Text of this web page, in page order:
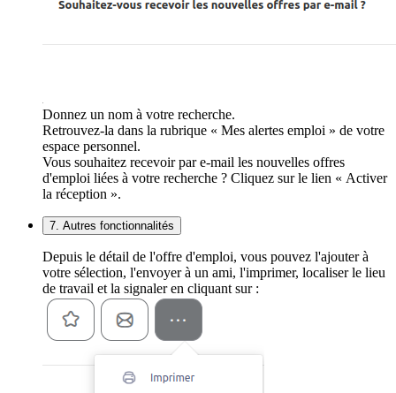
Donnez un nom à votre recherche.
Retrouvez-la dans la rubrique « Mes alertes emploi » de votre
espace personnel.
Vous souhaitez recevoir par e-mail les nouvelles offres
d'emploi liées à votre recherche ? Cliquez sur le lien « Activer
la réception ».
7. Autres fonctionnalités
Depuis le détail de l'offre d'emploi, vous pouvez l'ajouter à
votre sélection, l'envoyer à un ami, l'imprimer, localiser le lieu
de travail et la signaler en cliquant sur :